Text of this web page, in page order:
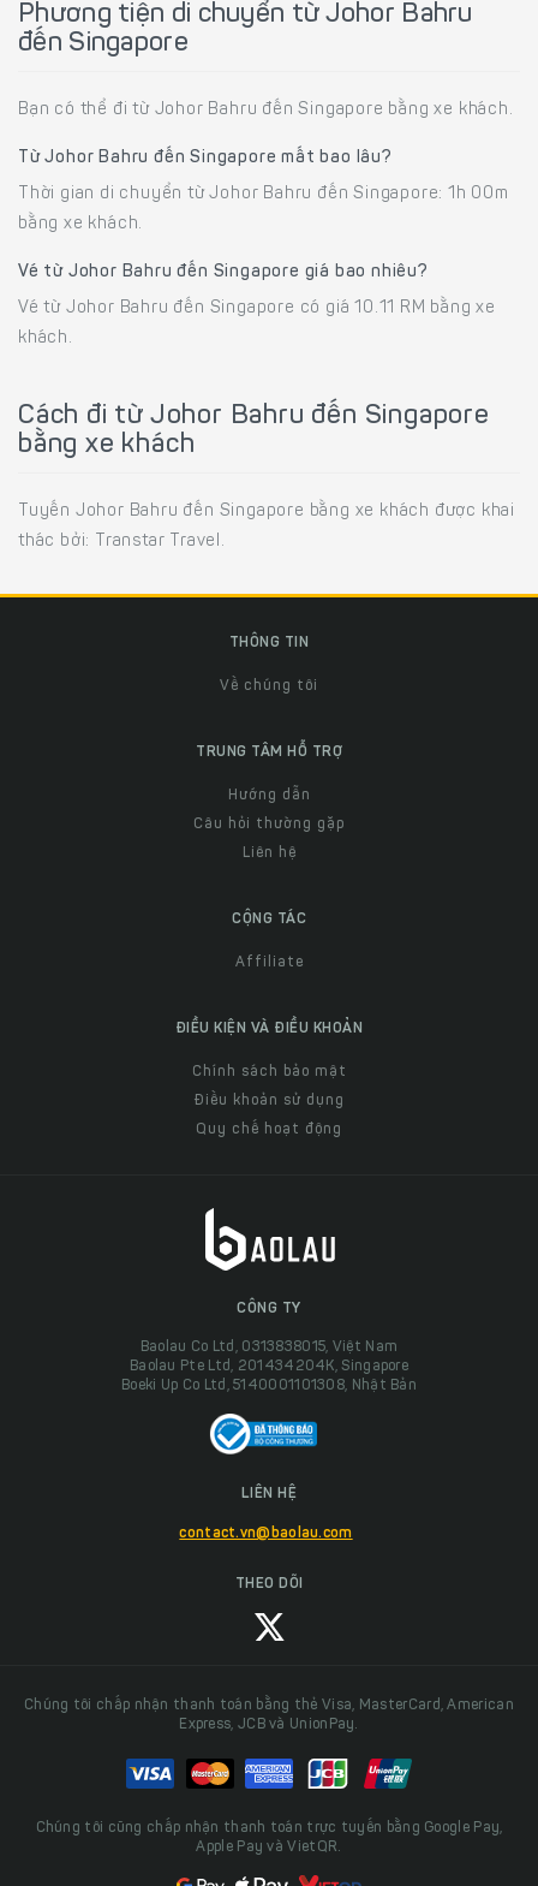
Phương tiện di chuyển từ Johor Bahru
đến Singapore
Bạn có thể đi từ Johor Bahru đến Singapore bằng xe khách.
Từ Johor Bahru đến Singapore mất bao lâu?
Thời gian di chuyển từ Johor Bahru đến Singapore: 1h 00m
bằng xe khách.
Vé từ Johor Bahru đến Singapore giá bao nhiêu?
Vé từ Johor Bahru đến Singapore có giá 10.11 RM bằng xe
khách.
Cách đi từ Johor Bahru đến Singapore
bằng xe khách
Tuyến Johor Bahru đến Singapore bằng xe khách được khai
thác bởi: Transtar Travel.
THÔNG TIN
Về chúng tôi
TRUNG TÂM HỖ TRỢ
Hướng dẫn
Câu hỏi thường gặp
Liên hệ
CỘNG TÁC
Affiliate
ĐIỀU KIỆN VÀ ĐIỀU KHOẢN
Chính sách bảo mật
Điều khoản sử dụng
Quy chế hoạt động
CÔNG TY
Baolau Co Ltd, 0313838015, Việt Nam
Baolau Pte Ltd, 201434204K, Singapore
Boeki Up Co Ltd, 5140001101308, Nhật Bản
LIÊN HỆ
contact.vn@baolau.com
THEO DÕI
Chúng tôi chấp nhận thanh toán bằng thẻ Visa, MasterCard, American
Express, JCB và UnionPay.
Chúng tôi cũng chấp nhận thanh toán trực tuyến bằng Google Pay,
Apple Pay và VietQR.